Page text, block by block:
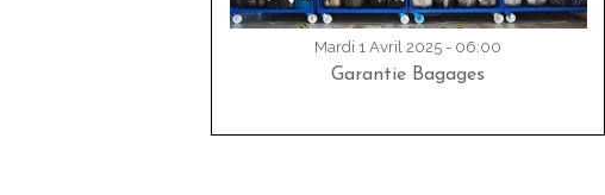
Mardi 1 Avril 2025 - 06:00
Garantie Bagages